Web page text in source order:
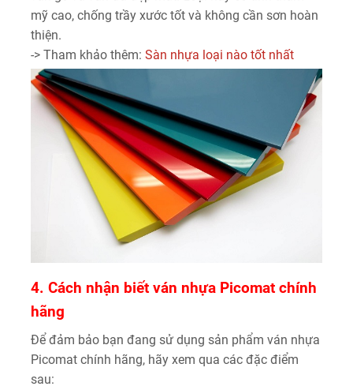
mỹ cao, chống trầy xước tốt và không cần sơn hoàn
thiện.
-> Tham khảo thêm: Sàn nhựa loại nào tốt nhất
4. Cách nhận biết ván nhựa Picomat chính
hãng
Để đảm bảo bạn đang sử dụng sản phẩm ván nhựa
Picomat chính hãng, hãy xem qua các đặc điểm
sau: